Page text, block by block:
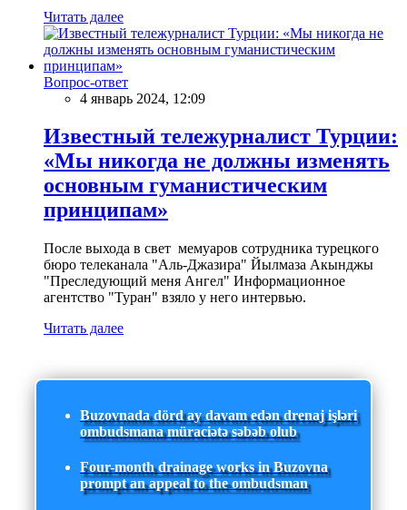
Читать далее
Вопрос-ответ
4 январь 2024, 12:09
Известный тележурналист Турции:
«Мы никогда не должны изменять
основным гуманистическим
принципам»
После выхода в свет мемуаров сотрудника турецкого
бюро телеканала "Аль-Джазира" Йылмаза Акынджы
"Преследующий меня Ангел" Информационное
агентство "Туран" взяло у него интервью.
Читать далее
Buzovnada dörd ay davam edən drenaj işləri
ombudsmana müraciətə səbəb olub
Four-month drainage works in Buzovna
prompt an appeal to the ombudsman